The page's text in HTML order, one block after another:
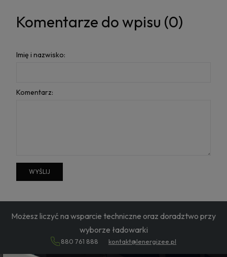
Komentarze do wpisu (0)
Imię i nazwisko:
Komentarz:
WYŚLIJ
Możesz liczyć na wsparcie techniczne oraz doradztwo przy
wyborze ładowarki
880 761 888 kontakt@lenergizee.pl